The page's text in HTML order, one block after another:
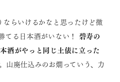
らいけるかなと思ったけど微
てる日本酒がいない！
碧寿の
酒がやっと同じ土俵に立った
山廃仕込みのお燗っていう、力